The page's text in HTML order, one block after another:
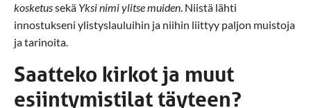
kosketussekä Yksi nimi ylitse muiden. Niistä lähti
innostukseni ylistyslauluihin ja niihin liittyy paljon muistoja
ja tarinoita.
Saatteko kirkot ja muut
esiintymistilat täyteen?